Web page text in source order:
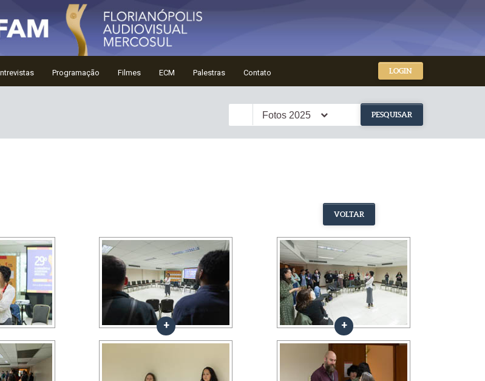
Programação Filmes ECM Palestras Contato LOGIN
Fotos 2025 PESQUISAR
VOLTAR